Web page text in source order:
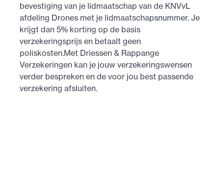
bevestiging van je lidmaatschap van de KNVvL
afdeling Drones met je lidmaatschapsnummer. Je
krijgt dan 5% korting op de basis
verzekeringsprijs en betaalt geen
poliskosten.Met Driessen & Rappange
Verzekeringen kan je jouw verzekeringswensen
verder bespreken en de voor jou best passende
verzekering afsluiten.